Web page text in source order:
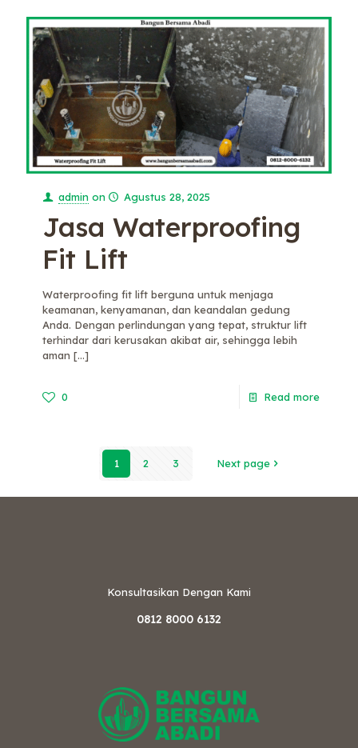
admin on Agustus 28, 2025
Jasa Waterproofing
Fit Lift
Waterproofing fit lift berguna untuk menjaga
keamanan, kenyamanan, dan keandalan gedung
Anda. Dengan perlindungan yang tepat, struktur lift
terhindar dari kerusakan akibat air, sehingga lebih
aman […]
0 Read more
1 2 3 Next page
Konsultasikan Dengan Kami
0812 8000 6132